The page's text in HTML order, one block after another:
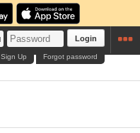
Login
Forgot password
Sign Up